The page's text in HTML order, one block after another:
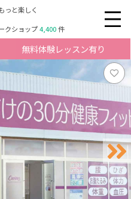
っと楽しく
クショップ4,400件
無料体験レッスン有り